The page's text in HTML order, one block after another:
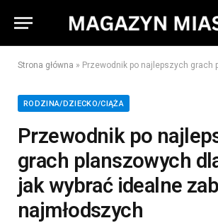
Strona główna » Przewodnik po najlepszych grach planszowych dla dzieci: jak
RODZINA/DZIECKO/CIĄŻA
Przewodnik po
grach planszowych
jak wybrać idealne
najmłodszych